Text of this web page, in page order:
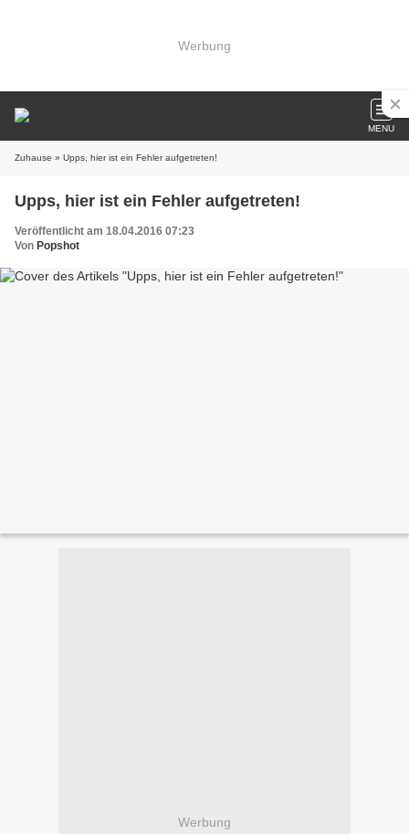
Werbung
MENU
Zuhause » Upps, hier ist ein Fehler aufgetreten!
Upps, hier ist ein Fehler aufgetreten!
Veröffentlicht am 18.04.2016 07:23
Von Popshot
Werbung